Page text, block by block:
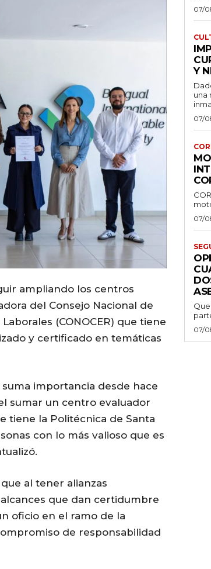
ampliando los centros
del Consejo Nacional de
(CONOCER) que tiene
y certificado en temáticas
importancia desde hace
sumar un centro evaluador
tiene la Politécnica de Santa
con lo más valioso que es
al tener alianzas
que dan certidumbre
oficio en el ramo de la
de responsabilidad
07/
Y
una
07/
07/
07/